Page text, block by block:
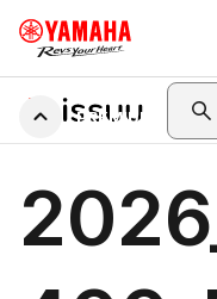
PREMIUM